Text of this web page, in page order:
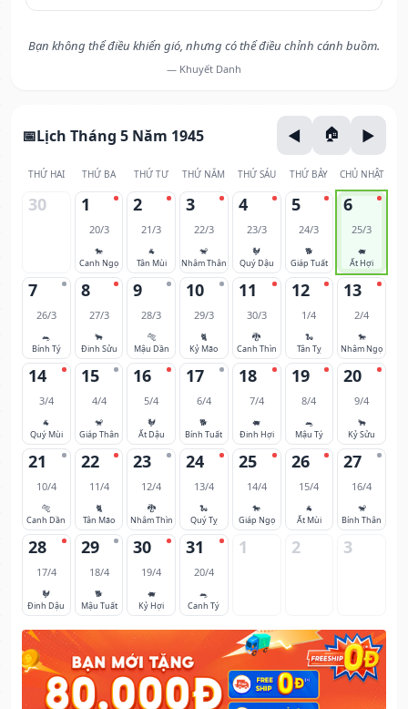
Bạn không thể điều khiển gió, nhưng có thể điều chỉnh cánh buồm.
— Khuyết Danh
Lịch Tháng 5 Năm 1945
THỨ HAI THỨ BA THỨ TƯ THỨ NĂM THỨ SÁU THỨ BẢY CHỦ NHẬT
30 1
20/3
🐎
Canh Ngọ
2
21/3
🐐
Tân Mùi
3
22/3
🐒
Nhâm Thân
4
23/3
🐓
Quý Dậu
5
24/3
🐕
Giáp Tuất
6
25/3
🐖
Ất Hợi
7
26/3
🐀
Bính Tý
8
27/3
🐂
Đinh Sửu
9
28/3
🐅
Mậu Dần
10
29/3
🐈
Kỷ Mão
11
30/3
🐉
Canh Thìn
12
1/4
🐍
Tân Tỵ
13
2/4
🐎
Nhâm Ngọ
14
3/4
🐐
Quý Mùi
15
4/4
🐒
Giáp Thân
16
5/4
🐓
Ất Dậu
17
6/4
🐕
Bính Tuất
18
7/4
🐖
Đinh Hợi
19
8/4
🐀
Mậu Tý
20
9/4
🐂
Kỷ Sửu
21
10/4
🐅
Canh Dần
22
11/4
🐈
Tân Mão
23
12/4
🐉
Nhâm Thìn
24
13/4
🐍
Quý Tỵ
25
14/4
🐎
Giáp Ngọ
26
15/4
🐐
Ất Mùi
27
16/4
🐒
Bính Thân
28
17/4
🐓
Đinh Dậu
29
18/4
🐕
Mậu Tuất
30
19/4
🐖
Kỷ Hợi
31
20/4
🐀
Canh Tý
1 2 3